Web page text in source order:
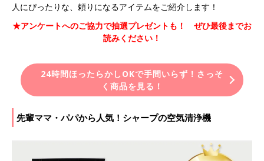
人にぴったりな、頼りになるアイテムをご紹介します！
★アンケートへのご協力で抽選プレゼントも！ ぜひ最後までお
読みください！
24時間ほったらかしOKで手間いらず！さっそ
く商品を見る！
先輩ママ・パパから人気！シャープの空気清浄機